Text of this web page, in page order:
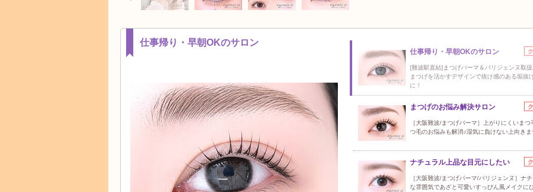
仕事帰り・早朝OKのサロン
仕事帰り・早朝OKのサロン
[難波駅直結]まつげパーマ＆パリジェンヌ取
まつげを活かすデザインで抜け感のある垢抜
に！
まつげのお悩み解決サロン
［大阪難波/まつげパーマ］上がりにくいまつ
つ毛のお悩みも解消♪湿気に負けない上向き
ナチュラル上品な目元にしたい
［大阪難波/まつげパーマ/パリジェンヌ］ナ
な雰囲気であざと可愛いすっぴん風メイクに